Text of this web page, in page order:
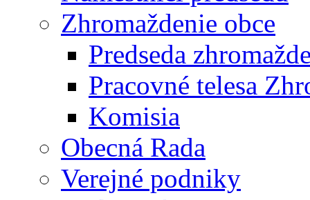
Zhromaždenie obce
Predseda
Pracovné telesa
Komisia
Obecná Rada
Verejné podniky